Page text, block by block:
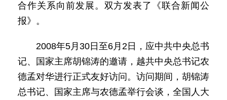
合作关系向前发展。双方发表了《联合新闻公
报》。
2008年5月30日至6月2日，应中共中央总书
记、国家主席胡锦涛的邀请，越共中央总书记农
德孟对华进行正式友好访问。访问期间，胡锦涛
总书记、国家主席与农德孟举行会谈，全国人大